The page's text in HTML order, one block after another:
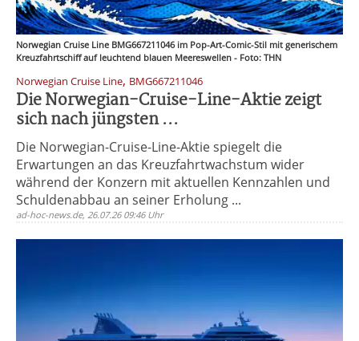
Norwegian Cruise Line BMG667211046 im Pop-Art-Comic-Stil mit generischem
Kreuzfahrtschiff auf leuchtend blauen Meereswellen - Foto: THN
Norwegian Cruise Line, BMG667211046
Die Norwegian-Cruise-Line-Aktie zeigt
sich nach jüngsten ...
Die Norwegian-Cruise-Line-Aktie spiegelt die
Erwartungen an das Kreuzfahrtwachstum wider
während der Konzern mit aktuellen Kennzahlen und
Schuldenabbau an seiner Erholung ...
ad-hoc-news.de, 26.07.26 09:46 Uhr